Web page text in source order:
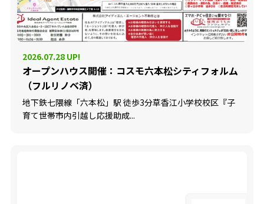
2026.07.28 UP!
オープンハウス開催：コスモ六本松シティフォルム
（フルリノベ済）
地下鉄七隈線「六本松」駅 徒歩3分草香江小学校校区『子
育て世帯市内引越し応援助成...